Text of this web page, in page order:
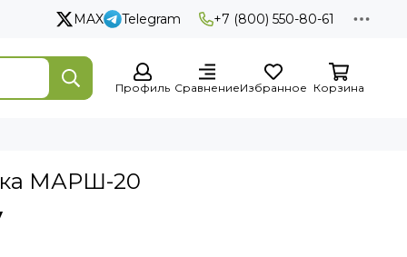
MAX Telegram +7 (800) 550-80-61
Профиль СравнениеИзбранное Корзина
МАРШ-20